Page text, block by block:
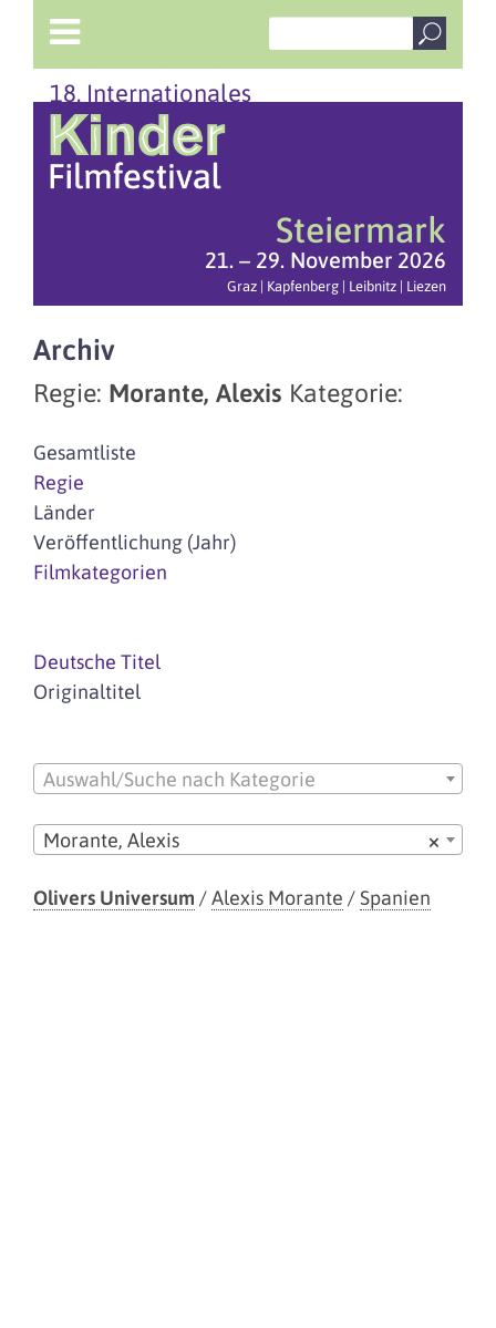
18. Internationales
Steiermark
21. – 29. November 2026
Graz | Kapfenberg | Leibnitz | Liezen
Archiv
Regie: Morante, Alexis Kategorie:
Gesamtliste
Regie
Länder
Veröffentlichung (Jahr)
Filmkategorien
Deutsche Titel
Originaltitel
Auswahl/Suche nach Kategorie
×
Morante, Alexis
Olivers Universum /Alexis Morante /Spanien